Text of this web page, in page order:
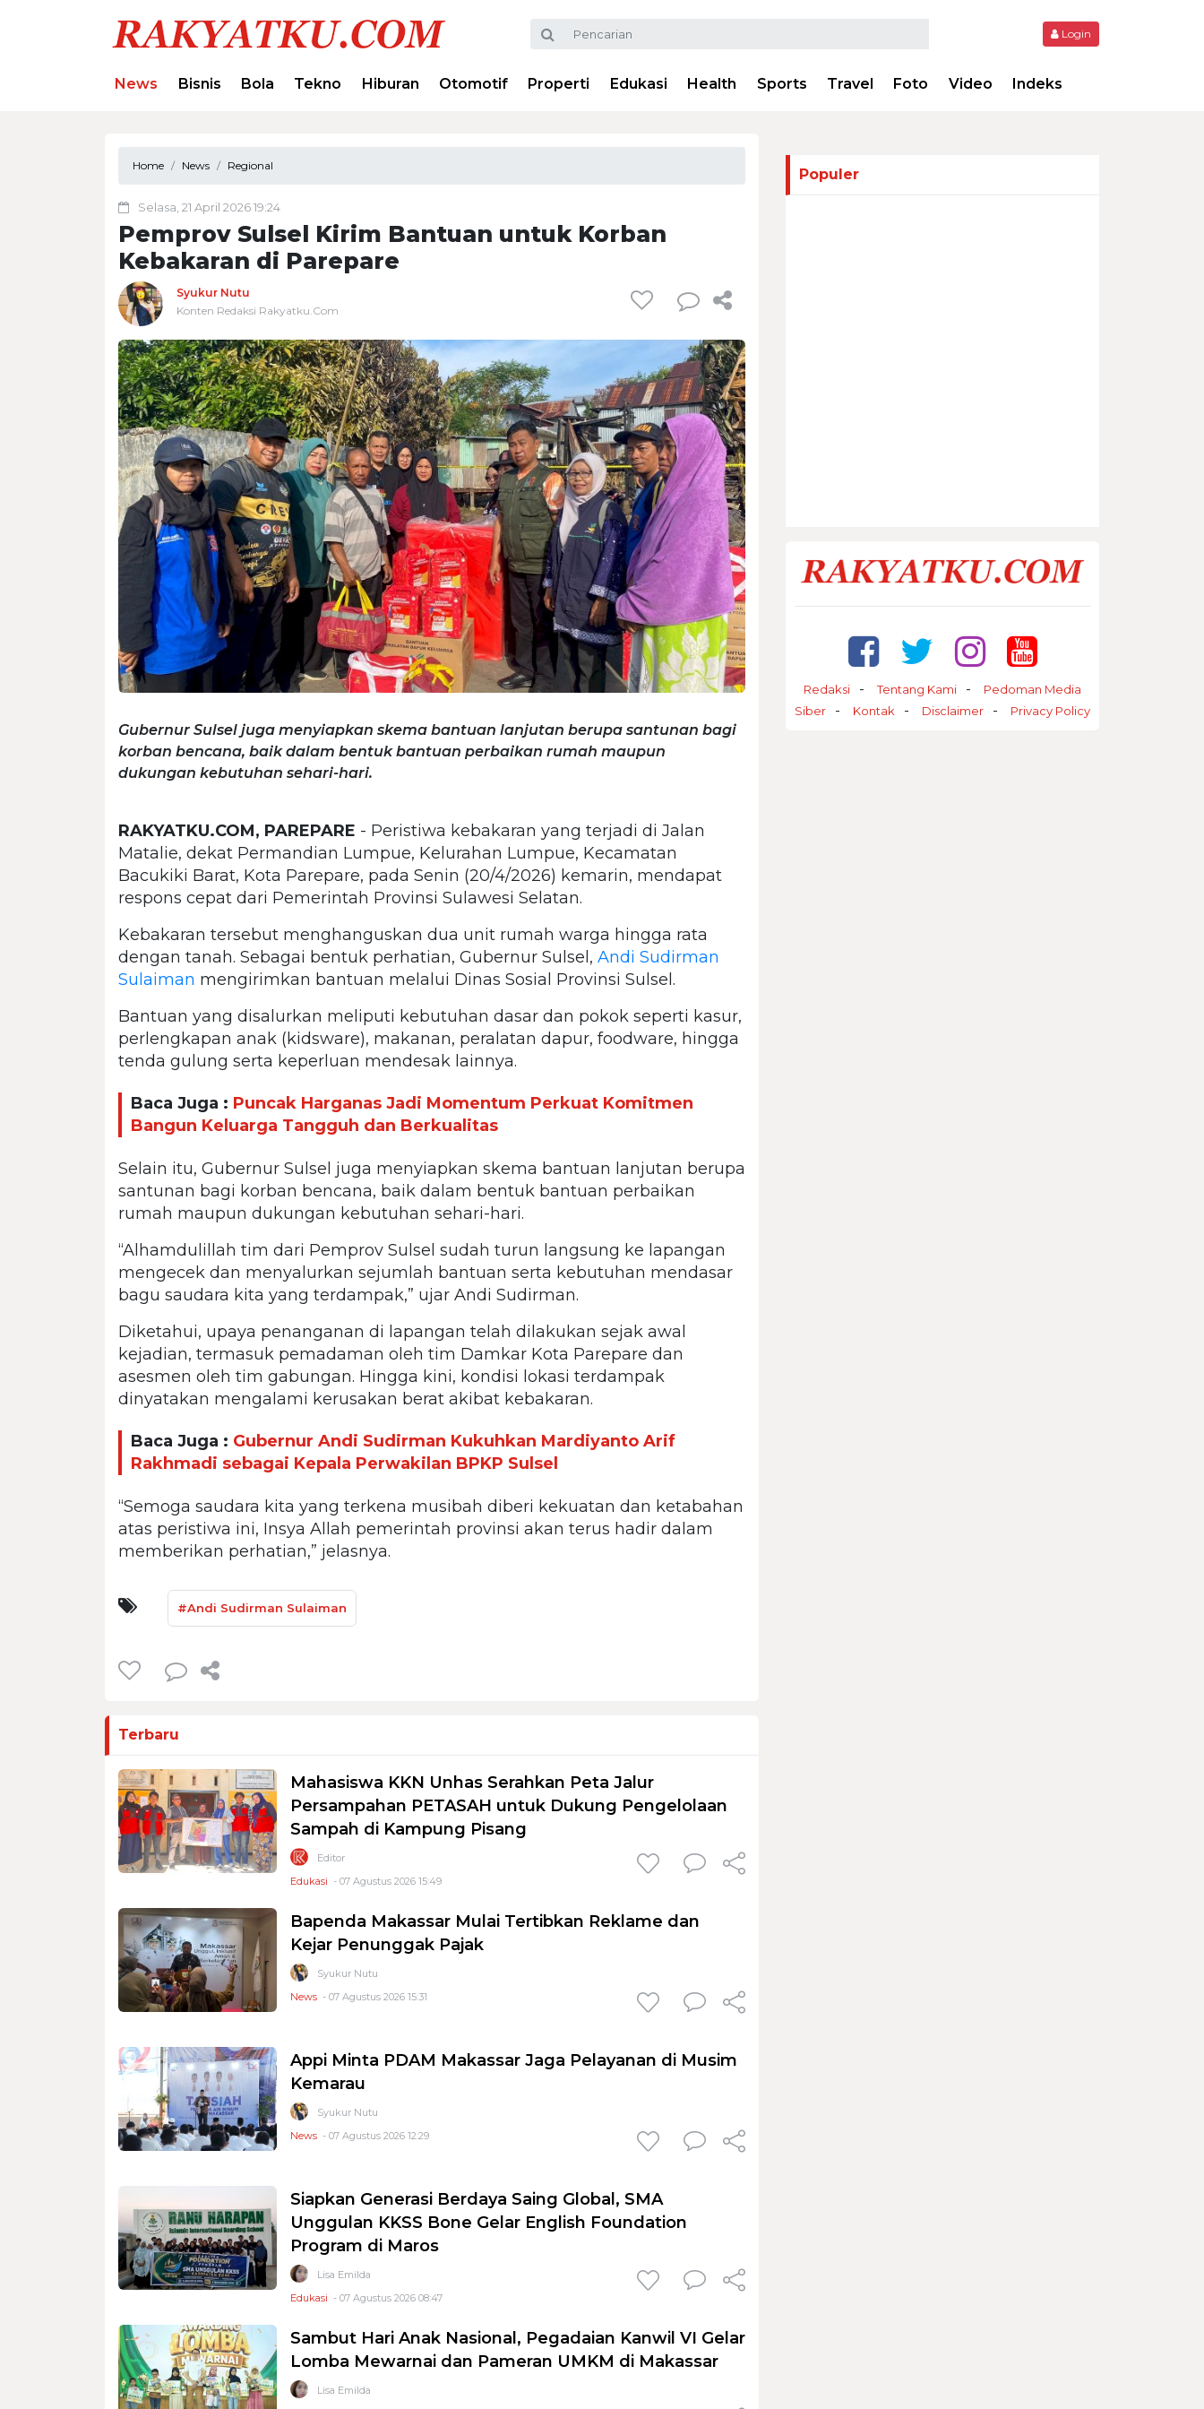
Login
News Bisnis Bola Tekno Hiburan Otomotif Properti Edukasi Health Sports Travel Foto Video Indeks
Home News Regional
Selasa, 21 April 2026 19:24
Pemprov Sulsel Kirim Bantuan untuk Korban
Kebakaran di Parepare
Syukur Nutu
Konten Redaksi Rakyatku.Com
Gubernur Sulsel juga menyiapkan skema bantuan lanjutan berupa santunan bagi
korban bencana, baik dalam bentuk bantuan perbaikan rumah maupun
dukungan kebutuhan sehari-hari.
RAKYATKU.COM, PAREPARE - Peristiwa kebakaran yang terjadi di Jalan
Matalie, dekat Permandian Lumpue, Kelurahan Lumpue, Kecamatan
Bacukiki Barat, Kota Parepare, pada Senin (20/4/2026) kemarin, mendapat
respons cepat dari Pemerintah Provinsi Sulawesi Selatan.
Kebakaran tersebut menghanguskan dua unit rumah warga hingga rata
dengan tanah. Sebagai bentuk perhatian, Gubernur Sulsel, Andi Sudirman
Sulaiman mengirimkan bantuan melalui Dinas Sosial Provinsi Sulsel.
Bantuan yang disalurkan meliputi kebutuhan dasar dan pokok seperti kasur,
perlengkapan anak (kidsware), makanan, peralatan dapur, foodware, hingga
tenda gulung serta keperluan mendesak lainnya.
Baca Juga : Puncak Harganas Jadi Momentum Perkuat Komitmen
Bangun Keluarga Tangguh dan Berkualitas
Selain itu, Gubernur Sulsel juga menyiapkan skema bantuan lanjutan berupa
santunan bagi korban bencana, baik dalam bentuk bantuan perbaikan
rumah maupun dukungan kebutuhan sehari-hari.
“Alhamdulillah tim dari Pemprov Sulsel sudah turun langsung ke lapangan
mengecek dan menyalurkan sejumlah bantuan serta kebutuhan mendasar
bagu saudara kita yang terdampak,” ujar Andi Sudirman.
Diketahui, upaya penanganan di lapangan telah dilakukan sejak awal
kejadian, termasuk pemadaman oleh tim Damkar Kota Parepare dan
asesmen oleh tim gabungan. Hingga kini, kondisi lokasi terdampak
dinyatakan mengalami kerusakan berat akibat kebakaran.
Baca Juga : Gubernur Andi Sudirman Kukuhkan Mardiyanto Arif
Rakhmadi sebagai Kepala Perwakilan BPKP Sulsel
“Semoga saudara kita yang terkena musibah diberi kekuatan dan ketabahan
atas peristiwa ini, Insya Allah pemerintah provinsi akan terus hadir dalam
memberikan perhatian,” jelasnya.
#Andi Sudirman Sulaiman
Terbaru
Mahasiswa KKN Unhas Serahkan Peta Jalur
Persampahan PETASAH untuk Dukung Pengelolaan
Sampah di Kampung Pisang
Editor
Edukasi - 07 Agustus 2026 15:49
Bapenda Makassar Mulai Tertibkan Reklame dan
Kejar Penunggak Pajak
Syukur Nutu
News - 07 Agustus 2026 15:31
Appi Minta PDAM Makassar Jaga Pelayanan di Musim
Kemarau
Syukur Nutu
News - 07 Agustus 2026 12:29
Siapkan Generasi Berdaya Saing Global, SMA
Unggulan KKSS Bone Gelar English Foundation
Program di Maros
Lisa Emilda
Edukasi - 07 Agustus 2026 08:47
Sambut Hari Anak Nasional, Pegadaian Kanwil VI Gelar
Lomba Mewarnai dan Pameran UMKM di Makassar
Lisa Emilda
Populer
Redaksi Tentang Kami
Pedoman Media
Siber
Kontak Disclaimer Privacy Policy